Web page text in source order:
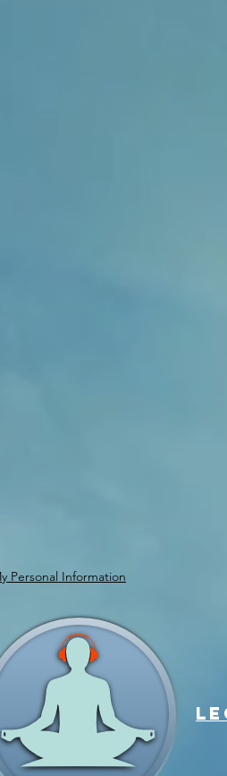
Personal Information